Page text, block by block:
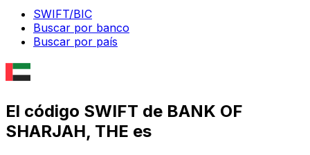
SWIFT/BIC
Buscar por banco
Buscar por país
El código SWIFT de BANK OF
SHARJAH, THE es